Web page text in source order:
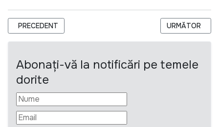
ARTICOL PRECEDENT: BNM ANUNȚĂ CONCURS PENTRU
PRECEDENT ARTICOLUL
URMĂTOR
Abonați-vă la notificări pe temele
dorite